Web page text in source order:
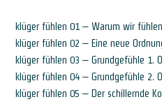
klüger fühlen 01 – Warum wir fühlen
klüger fühlen 02 – Eine neue
klüger fühlen 03 – Grundgefühle 1.
klüger fühlen 04 – Grundgefühle 2.
klüger fühlen 05 – Der schillernde